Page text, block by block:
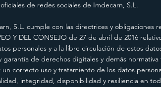
de redes sociales de Imdecarn, S.L.
S.L. cumple con las directrices y obligaciones
Y DEL CONSEJO de 27 de abril de 2016
personales y a la libre circulación de estos
de derechos digitales y demás
correcto uso y tratamiento de los datos
integridad, disponibilidad y resiliencia en